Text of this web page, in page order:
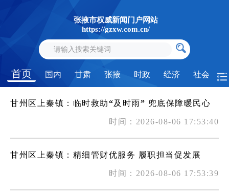
张掖市权威新闻门户网站
https://gzxw.com.cn/
首页 国内 甘肃 张掖 时政 经济 社会
甘州区上秦镇：临时救助“及时雨” 兜底保障暖民心
时间：2026-08-06 17:53:40
甘州区上秦镇：精细管财优服务 履职担当促发展
时间：2026-08-06 17:53:39